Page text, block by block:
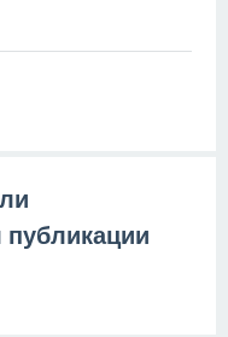
публикации